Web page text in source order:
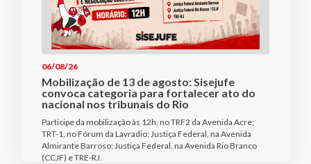
06/08/26
Mobilização de 13 de agosto: Sisejufe
convoca categoria para fortalecer ato do
nacional nos tribunais do Rio
Participe da mobilização às 12h, no TRF2 da Avenida Acre;
TRT-1, no Fórum da Lavradio; Justiça Federal, na Avenida
Almirante Barroso; Justiça Federal, na Avenida Rio Branco
(CCJF) e TRE-RJ.